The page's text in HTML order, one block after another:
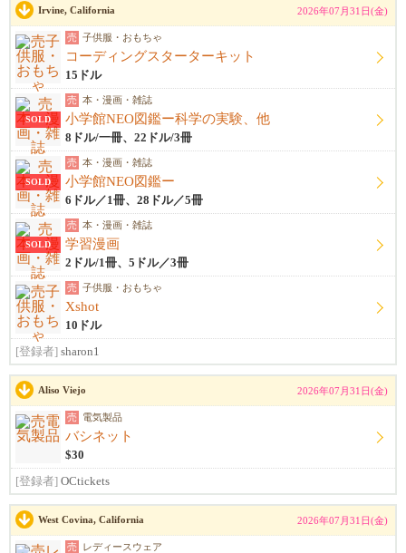
Irvine, California 2026年07月31日(金)
売 子供服・おもちゃ
コーディングスターターキット
15ドル
SOLD
売 本・漫画・雑誌
小学館NEO図鑑ー科学の実験、他
8ドル/一冊、22ドル/3冊
SOLD
売 本・漫画・雑誌
小学館NEO図鑑ー
6ドル／1冊、28ドル／5冊
SOLD
売 本・漫画・雑誌
学習漫画
2ドル/1冊、5ドル／3冊
売 子供服・おもちゃ
Xshot
10ドル
[登録者] sharon1
Aliso Viejo 2026年07月31日(金)
売 電気製品
バシネット
$30
[登録者] OCtickets
West Covina, California 2026年07月31日(金)
売 レディースウェア